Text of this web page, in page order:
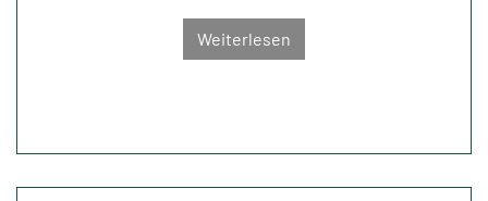
Weiterlesen